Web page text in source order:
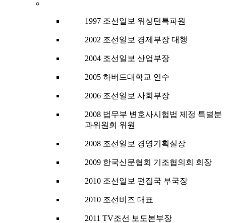
1997 조선일보 워싱턴특파원
2002 조선일보 경제부장 대행
2004 조선일보 산업부장
2005 하버드대학교 연수
2006 조선일보 사회부장
2008 법무부 변호사시험법 제정 특별분
과위원회 위원
2008 조선일보 경영기획실장
2009 한국신문협회 기조협의회 회장
2010 조선일보 편집국 부국장
2010 조선비즈 대표
2011 TV조선 보도본부장